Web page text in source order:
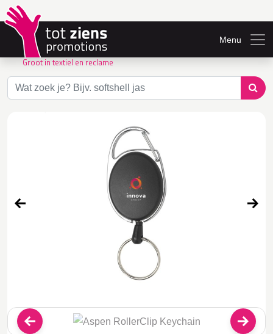
Groot in textiel en reclame
Menu